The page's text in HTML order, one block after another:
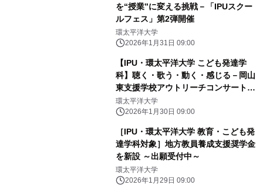
を“授業”に変える挑戦－「IPUスクー
ルフェス」第2弾開催
環太平洋大学
2026年1月31日 09:00
【IPU・環太平洋大学 こども発達学
科】聴く・歌う・動く・感じる－岡山
東支援学校アウトリーチコンサートを
実施
環太平洋大学
2026年1月30日 09:00
［IPU・環太平洋大学 教育・こども発
達学科対象］地方教員養成支援奨学金
を新設 ～出願受付中～
環太平洋大学
2026年1月29日 09:00